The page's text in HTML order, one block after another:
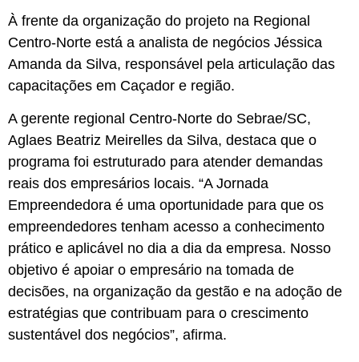
À frente da organização do projeto na Regional
Centro-Norte está a analista de negócios Jéssica
Amanda da Silva, responsável pela articulação das
capacitações em Caçador e região.
A gerente regional Centro-Norte do Sebrae/SC,
Aglaes Beatriz Meirelles da Silva, destaca que o
programa foi estruturado para atender demandas
reais dos empresários locais. “A Jornada
Empreendedora é uma oportunidade para que os
empreendedores tenham acesso a conhecimento
prático e aplicável no dia a dia da empresa. Nosso
objetivo é apoiar o empresário na tomada de
decisões, na organização da gestão e na adoção de
estratégias que contribuam para o crescimento
sustentável dos negócios”, afirma.